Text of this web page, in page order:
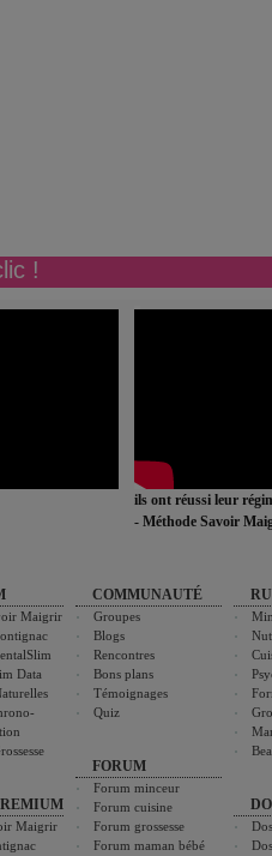
!
ils ont réussi leur
- Méthode Savoir
Maigrir
Data
Maigrir
COMMUNAUTÉ
Groupes
Blogs
Rencontres
Bons plans
Témoignages
Quiz
FORUM
Forum minceur
Forum cuisine
Forum grossesse
Forum maman bébé